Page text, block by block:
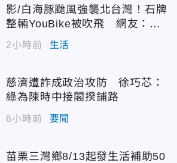
影/白海豚颱風強襲北台灣！石牌
整輛YouBike被吹飛 網友：以
為是AI
2小時前 生活
慈濟遭詐成政治攻防 徐巧芯：
綠為陳時中接閣揆鋪路
6小時前 要聞
苗栗三灣鄉8/13起發生活補助50